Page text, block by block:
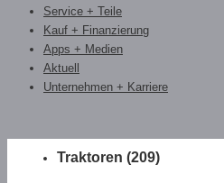
Service + Teile
Kauf + Finanzierung
Apps + Medien
Aktuell
Unternehmen + Karriere
Traktoren (209)